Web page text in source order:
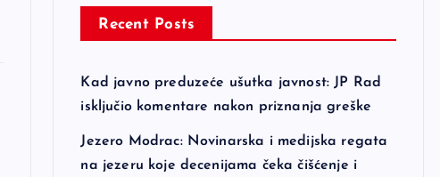
Recent Posts
Kad javno preduzeće ušutka javnost: JP Rad
isključio komentare nakon priznanja greške
Jezero Modrac: Novinarska i medijska regata
na jezeru koje decenijama čeka čišćenje i